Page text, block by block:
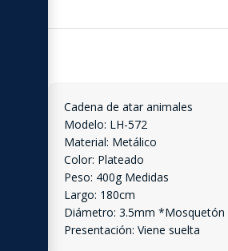
Cadena de atar animales
Modelo: LH-572
Material: Metálico
Color: Plateado
Peso: 400g Medidas
Largo: 180cm
Diámetro: 3.5mm
Presentación: Viene suelta